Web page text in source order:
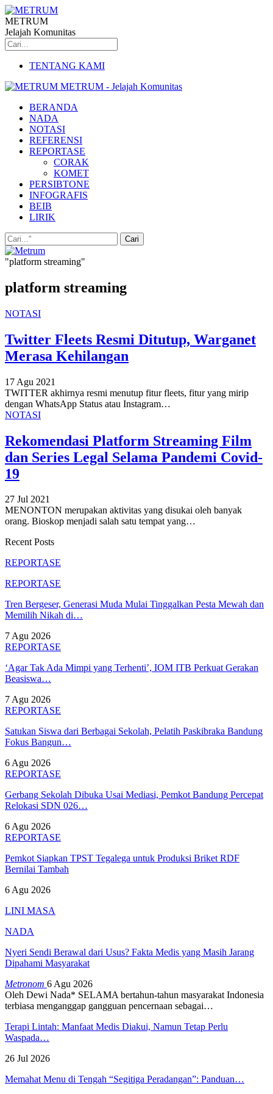
METRUM
Jelajah Komunitas
TENTANG KAMI
METRUM - Jelajah Komunitas
BERANDA
NADA
NOTASI
REFERENSI
REPORTASE
CORAK
KOMET
PERSIBTONE
INFOGRAFIS
BEIB
LIRIK
"platform streaming"
platform streaming
NOTASI
Twitter Fleets Resmi Ditutup, Warganet
Merasa Kehilangan
17 Agu 2021
TWITTER akhirnya resmi menutup fitur fleets, fitur yang mirip
dengan WhatsApp Status atau Instagram…
NOTASI
Rekomendasi Platform Streaming Film
dan Series Legal Selama Pandemi Covid-
19
27 Jul 2021
MENONTON merupakan aktivitas yang disukai oleh banyak
orang. Bioskop menjadi salah satu tempat yang…
Recent Posts
REPORTASE
REPORTASE
Tren Bergeser, Generasi Muda Mulai Tinggalkan Pesta Mewah dan
Memilih Nikah di…
7 Agu 2026
REPORTASE
‘Agar Tak Ada Mimpi yang Terhenti’, IOM ITB Perkuat Gerakan
Beasiswa…
7 Agu 2026
REPORTASE
Satukan Siswa dari Berbagai Sekolah, Pelatih Paskibraka Bandung
Fokus Bangun…
6 Agu 2026
REPORTASE
Gerbang Sekolah Dibuka Usai Mediasi, Pemkot Bandung Percepat
Relokasi SDN 026…
6 Agu 2026
REPORTASE
Pemkot Siapkan TPST Tegalega untuk Produksi Briket RDF
Bernilai Tambah
6 Agu 2026
LINI MASA
NADA
Nyeri Sendi Berawal dari Usus? Fakta Medis yang Masih Jarang
Dipahami Masyarakat
Metronom 6 Agu 2026
Oleh Dewi Nada* SELAMA bertahun-tahun masyarakat Indonesia
terbiasa menganggap gangguan pencernaan sebagai…
Terapi Lintah: Manfaat Medis Diakui, Namun Tetap Perlu
Waspada…
26 Jul 2026
Memahat Menu di Tengah “Segitiga Peradangan”: Panduan…